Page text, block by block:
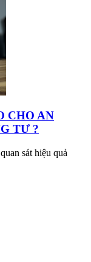
CHO AN
TƯ ?
sát hiệu quả